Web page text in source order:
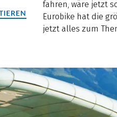
fahren, wäre jetzt
Eurobike hat die
jetzt alles zum